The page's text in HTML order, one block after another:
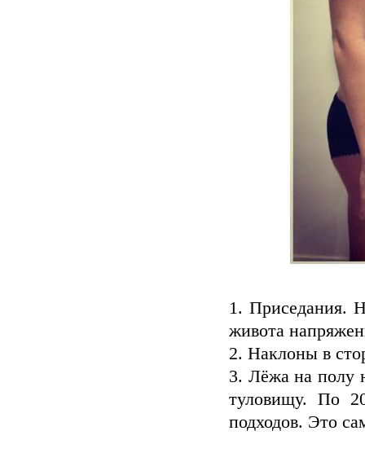
1. Приседания.
живота
2. Наклоны в
3. Лёжа на полу
туловищу. По
подходов. Это